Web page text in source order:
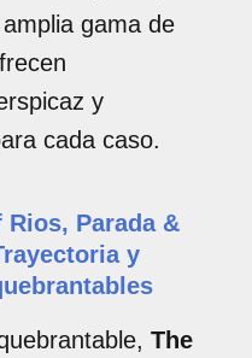
gama de
y
cada caso.
Parada &
y
The